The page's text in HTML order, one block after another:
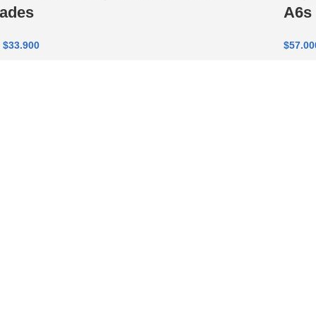
$33.900
A6s
$